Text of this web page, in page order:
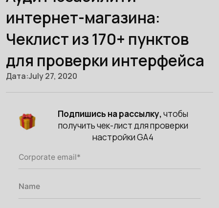
интернет-магазина:
Чеклист из 170+ пунктов
для проверки интерфейса
Дата:July 27, 2020
Подпишись на рассылку,чтобы
получить чек-лист для проверки
настройки GA4